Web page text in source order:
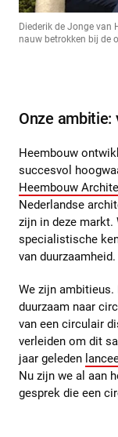
Diederik de Jonge van
nauw betrokken bij de
Onze ambitie:
Heembouw
succesvol
Heembouw
Nederlandse
zijn in deze markt.
specialistische
van duurzaamheid.
We zijn ambitieus.
duurzaam naar
van een circulair
verleiden om dit
jaar geleden
Nu zijn we al aan
gesprek die een